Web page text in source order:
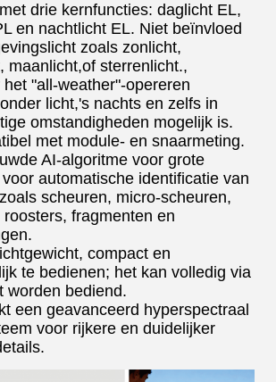
drie kernfuncties: daglicht EL,
en nachtlicht EL. Niet beïnvloed
zoals zonlicht,
maanlicht,of sterrenlicht.,
"all-weather"-opereren
licht,'s nachts en zelfs in
omstandigheden mogelijk is.
met module- en snaarmeting.
AI-algoritme voor grote
automatische identificatie van
scheuren, micro-scheuren,
fragmenten en
compact en
te bedienen; het kan volledig via
worden bediend.
een geavanceerd hyperspectraal
voor rijkere en duidelijker